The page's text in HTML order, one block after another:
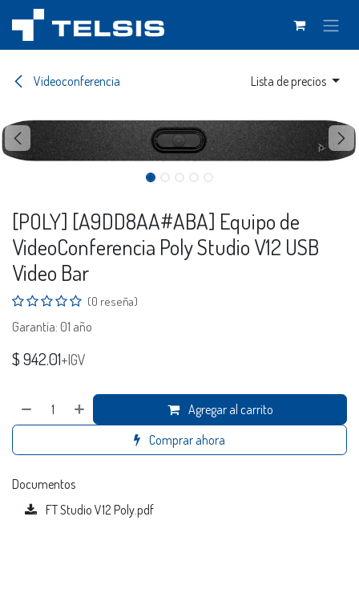
Ir al contenido
Videoconferencia Lista de precios
[POLY] [A9DD8AA#ABA] Equipo de
VideoConferencia Poly Studio V12 USB
Video Bar
(0 reseña)
Garantía: 01 año
$942.01+IGV
Agregar al carrito
Comprar ahora
Documentos
FT Studio V12 Poly.pdf